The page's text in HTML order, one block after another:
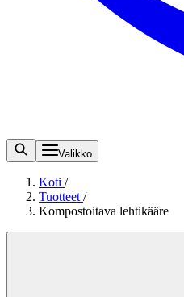
Valikko
Koti /
Tuotteet/
Kompostoitava lehtikääre